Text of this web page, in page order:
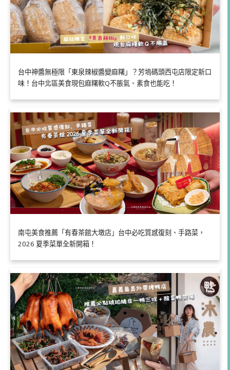
台中神醬無極限「東泉辣椒醬變麻糬」？芳塢碼頭西屯店限定新口
味！台中北區美食現包麻糬軟Q不脹氣、素食也能吃！
南屯美食推薦「有春茶館大墩店」台中必吃質感復刻、手路菜，
2026 夏季菜單全新開箱！